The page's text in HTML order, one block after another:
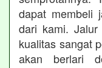
dapat membeli
dari kami.
kualitas sangat
akan berlari